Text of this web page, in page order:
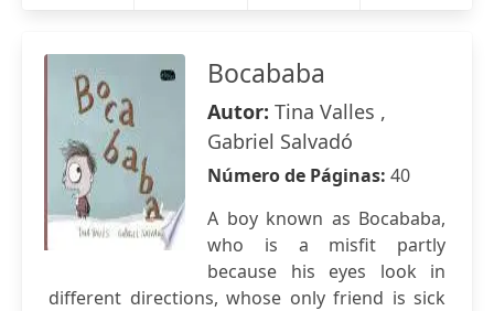
Bocababa
Autor: Tina Valles ,
Gabriel Salvadó
Número de Páginas: 40
A boy known as Bocababa,
who is a misfit partly
because his eyes look in
different directions, whose only friend is sick